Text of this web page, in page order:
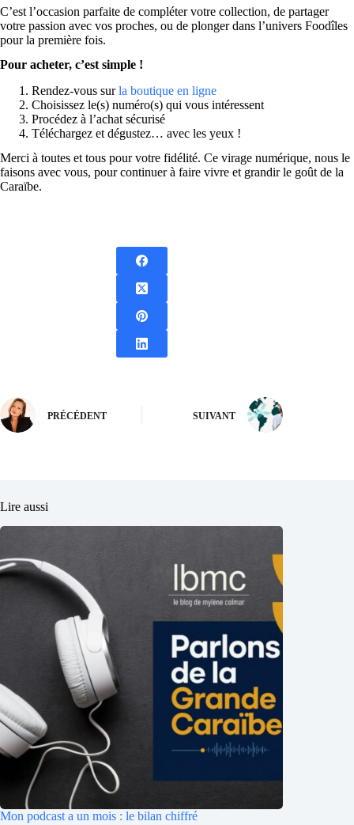
C’est l’occasion parfaite de compléter votre collection, de partager
votre passion avec vos proches, ou de plonger dans l’univers Foodîles
pour la première fois.
Pour acheter, c’est simple !
Rendez-vous surla boutique en ligne
Choisissez le(s) numéro(s) qui vous intéressent
Procédez à l’achat sécurisé
Téléchargez et dégustez… avec les yeux !
Merci à toutes et tous pour votre fidélité. Ce virage numérique, nous le
faisons avec vous, pour continuer à faire vivre et grandir le goût de la
Caraïbe.
PRÉCÉDENT SUIVANT
Lire aussi
Mon podcast a un mois : le bilan chiffré